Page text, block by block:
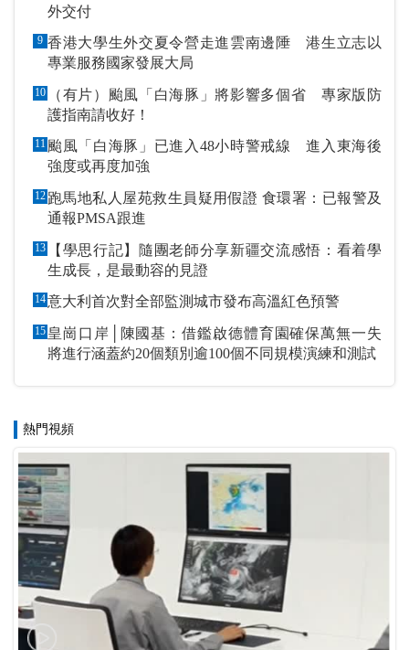
外交付
9 香港大學生外交夏令營走進雲南邊陲 港生立志以
專業服務國家發展大局
10
（有片）颱風「白海豚」將影響多個省 專家版防
護指南請收好！
11 颱風「白海豚」已進入48小時警戒線 進入東海後
強度或再度加強
12 跑馬地私人屋苑救生員疑用假證 食環署：已報警及
通報PMSA跟進
13
【學思行記】隨團老師分享新疆交流感悟：看着學
生成長，是最動容的見證
14意大利首次對全部監測城市發布高溫紅色預警
15 皇崗口岸│陳國基：借鑑啟德體育園確保萬無一失
將進行涵蓋約20個類別逾100個不同規模演練和測試
熱門視頻